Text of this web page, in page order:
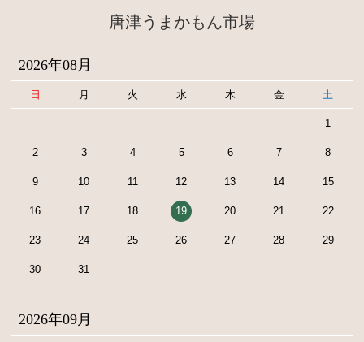
唐津うまかもん市場
2026年08月
日 月 火 水 木 金 土
1
2 3 4 5 6 7 8
9 10 11 12 13 14 15
16 17 18 19 20 21 22
23 24 25 26 27 28 29
30 31
2026年09月